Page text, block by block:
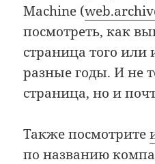
Machine (
посмотреть, как
страница того или
разные годы. И не
страница, но и
Также посмотрите
по названию